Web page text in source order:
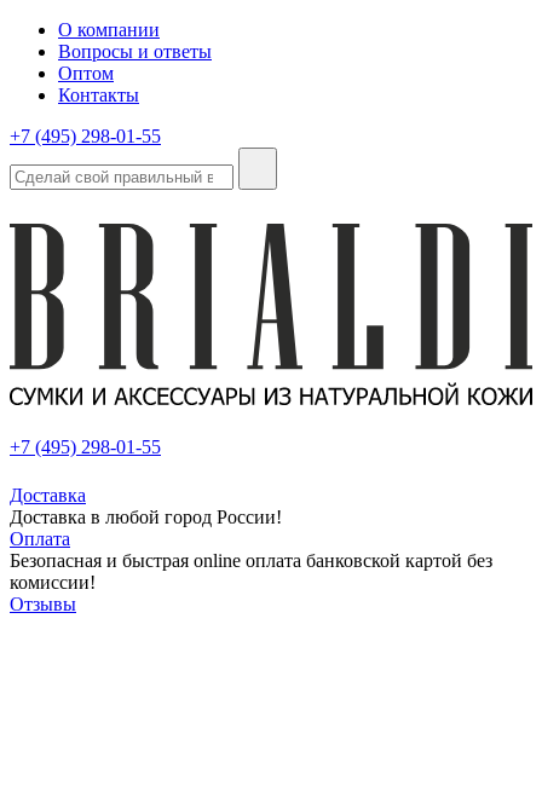
О компании
Вопросы и ответы
Оптом
Контакты
+7 (495) 298-01-55
+7 (495) 298-01-55
Доставка
Доставка в любой город России!
Оплата
Безопасная и быстрая online оплата банковской картой без
комиссии!
Отзывы